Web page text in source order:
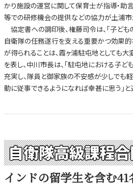
かり施設の運営に関して保育士が指導・助
等での研修機会の提供などの協力が土浦市
協定書への調印後、権藤司令は、「子ど
自衛隊の任務遂行を支える重要かつ効果的
が得られることは、霞ヶ浦駐屯地としても
を表し、中川市長は、「駐屯地における子
充実し、隊員と御家族の不安感が少しでも
動に従事できるようになれば幸甚に思う」と
自衛隊高級課程
インドの留学生を含む41